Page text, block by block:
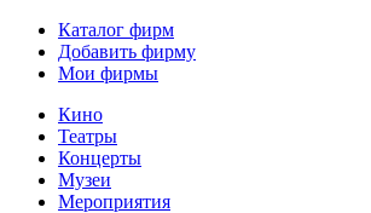
Каталог фирм
Добавить фирму
Мои фирмы
Кино
Театры
Концерты
Музеи
Мероприятия